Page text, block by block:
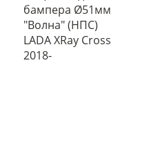
бампера Ø51мм
"Волна" (НПС)
LADA XRay Cross
2018-